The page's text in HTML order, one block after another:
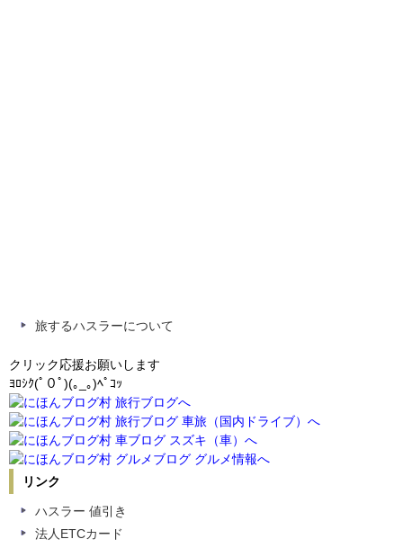
旅するハスラーについて
クリック応援お願いします
ﾖﾛｼｸ(ﾟ０ﾟ)(｡_｡)ﾍﾟｺｯ
リンク
ハスラー 値引き
法人ETCカード